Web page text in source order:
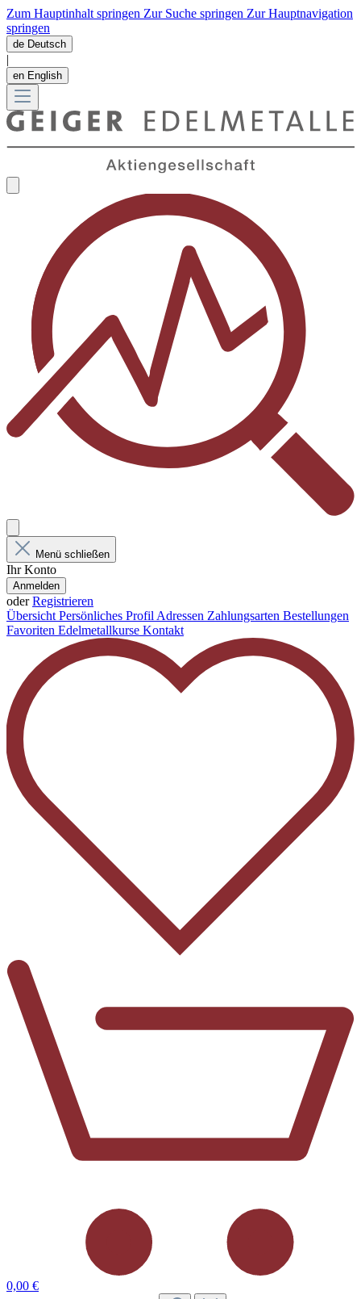
Zum Hauptinhalt springen Zur Suche springen Zur Hauptnavigation
springen
de Deutsch
|
en English
Menü schließen
Ihr Konto
Anmelden
oderRegistrieren
ÜbersichtPersönliches ProfilAdressen Zahlungsarten Bestellungen
Favoriten Edelmetallkurse Kontakt
0,00 €